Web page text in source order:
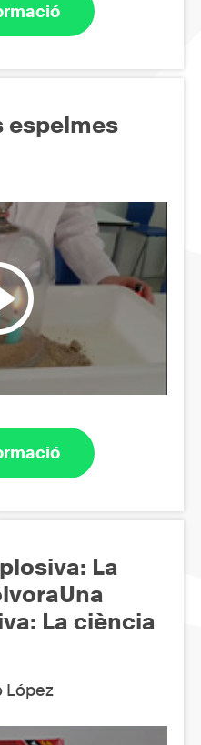
espelmes
La
La ciència
López